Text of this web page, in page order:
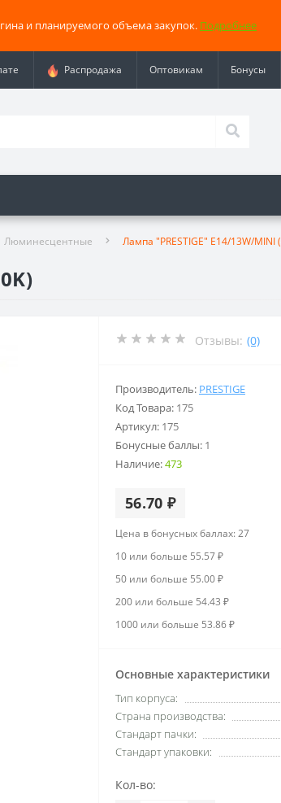
и планируемого объема закупок. Подробнее
Распродажа Оптовикам Бонусы
Люминесцентные Лампа "PRESTIGE" E14/13W/MINI
Отзывы: (0)
Производитель: PRESTIGE
Код Товара: 175
Артикул: 175
Бонусные баллы: 1
Наличие:473
56.70 ₽
Цена в бонусных баллах: 27
10 или больше 55.57 ₽
50 или больше 55.00 ₽
200 или больше 54.43 ₽
1000 или больше 53.86 ₽
Основные характеристики
Тип корпуса:
Страна производства:
Стандарт пачки:
Стандарт упаковки:
Кол-во: